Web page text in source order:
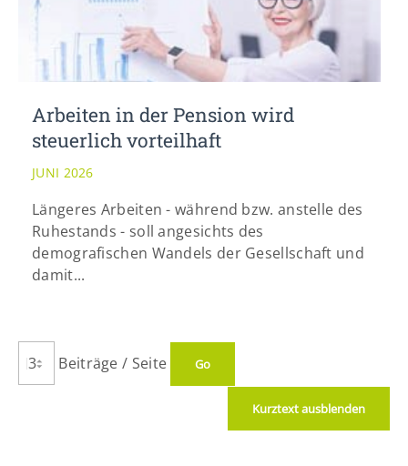
Arbeiten in der Pension wird
steuerlich vorteilhaft
JUNI 2026
Längeres Arbeiten - während bzw. anstelle des
Ruhestands - soll angesichts des
demografischen Wandels der Gesellschaft und
damit...
Beiträge / Seite
Kurztext ausblenden